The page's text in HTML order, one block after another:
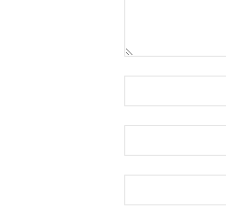
الإلكتروني:*